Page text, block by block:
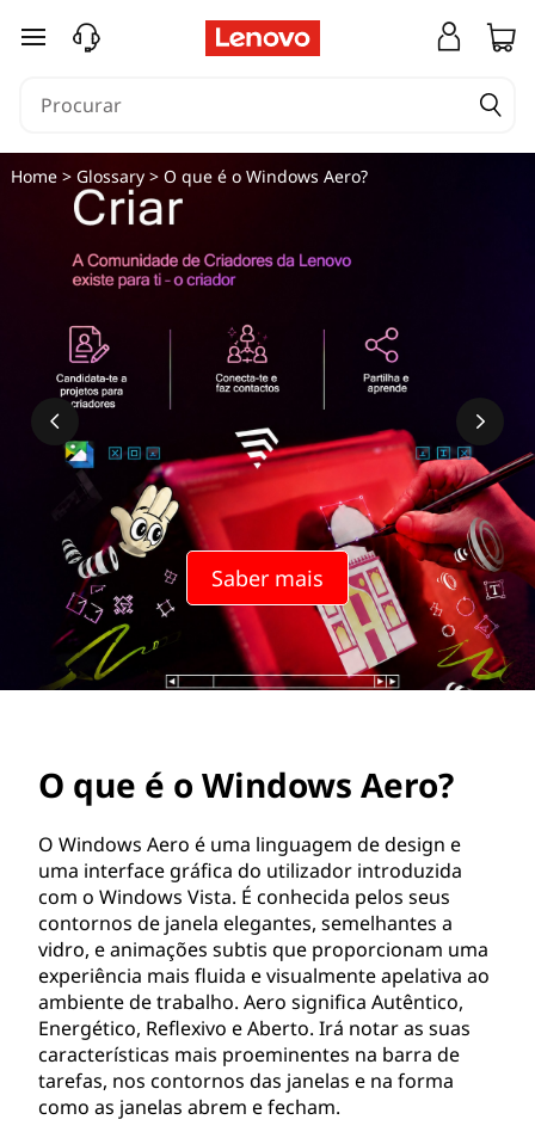
O
e
A
saltar para o conteúdo principal
Saber mais
Home> Glossary> O que é o Windows Aero?
O que é o Windows Aero?
O Windows Aero é uma linguagem de design e
uma interface gráfica do utilizador introduzida
com o Windows Vista. É conhecida pelos seus
contornos de janela elegantes, semelhantes a
vidro, e animações subtis que proporcionam uma
experiência mais fluida e visualmente apelativa ao
ambiente de trabalho. Aero significa Autêntico,
Energético, Reflexivo e Aberto. Irá notar as suas
características mais proeminentes na barra de
tarefas, nos contornos das janelas e na forma
como as janelas abrem e fecham.